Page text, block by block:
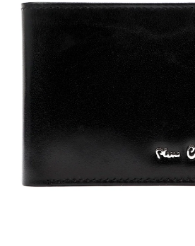
Doporučujeme